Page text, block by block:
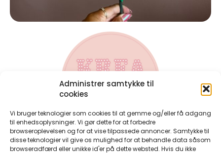
Administrer samtykke til
cookies
Vi bruger teknologier som cookies til at gemme og/eller få adgang
til enhedsoplysninger. Vi gør dette for at forbedre
browseroplevelsen og for at vise tilpassede annoncer. Samtykke til
disse teknologier vil give os mulighed for at behandle data såsom
browseradfærd eller unikke id'er på dette websted. Hvis du ikke
Kontakt